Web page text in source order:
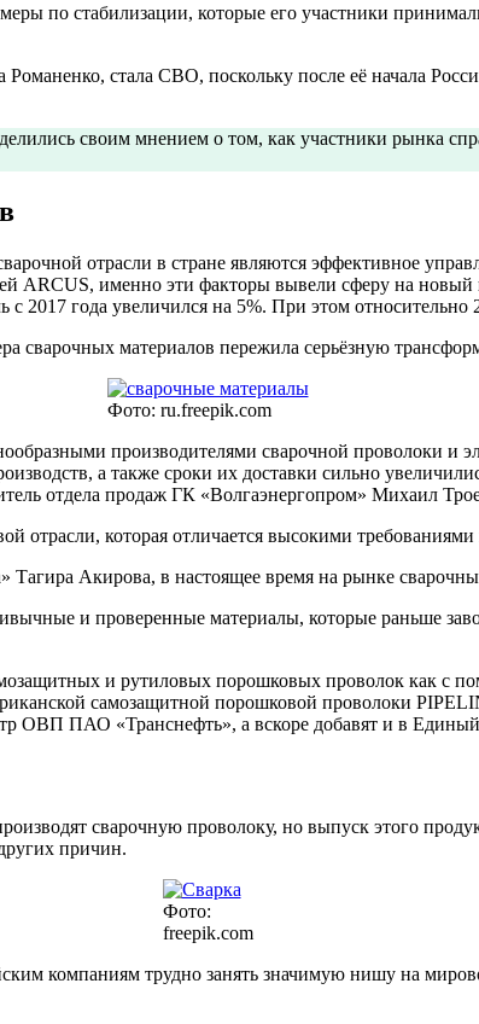
по стабилизации, которые его участники
стала СВО, поскольку после её начала
своим мнением о том, как участники рынка
отрасли в стране являются эффективное
ARCUS, именно эти факторы вывели сферу на новый
2017 года увеличился на 5%. При этом относительно
сварочных материалов пережила серьёзную
Фото: ru.freepik.com
производителями сварочной проволоки и
а также сроки их доставки сильно
отдела продаж ГК «Волгаэнергопром» Михаил
отрасли, которая отличается высокими требованиями
Акирова, в настоящее время на рынке
и проверенные материалы, которые раньше
и рутиловых порошковых проволок как с
самозащитной порошковой проволоки
ОВП ПАО «Транснефть», а вскоре добавят и в
сварочную проволоку, но выпуск этого
причин.
Фото:
freepik.com
компаниям трудно занять значимую нишу на